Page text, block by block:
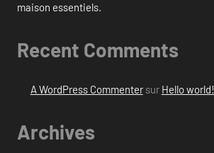
maison essentiels.
Recent Comments
A WordPress Commentersur Hello world!
Archives